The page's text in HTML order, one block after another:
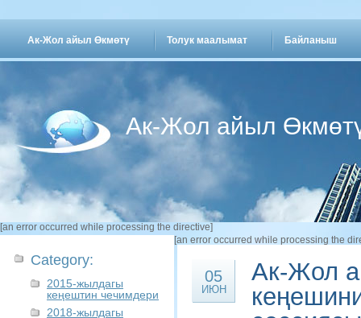
Ак-Жол айыл Өкмөтү Толук маалымат Байланыш
Ак-Жол айыл
[an error occurred while processing the directive]
Category:
2015-жылдагы
кеңештин чечимдери
2018-жылдагы
[an error occurred while processing the
05
ИЮН
Ак-Жол